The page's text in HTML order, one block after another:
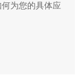
为您的具体应